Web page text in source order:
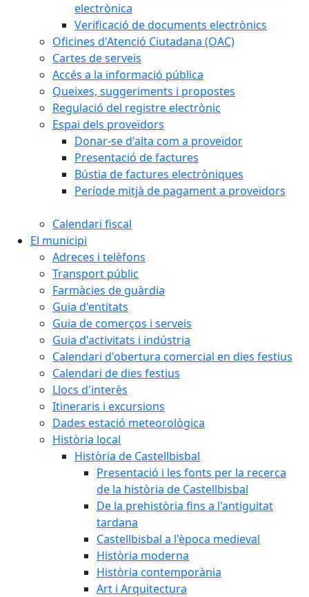
electrònica
Verificació de documents electrònics
Oficines d'Atenció Ciutadana (OAC)
Cartes de serveis
Accés a la informació pública
Queixes, suggeriments i propostes
Regulació del registre electrònic
Espai dels proveïdors
Donar-se d'alta com a proveïdor
Presentació de factures
Bústia de factures electròniques
Període mitjà de pagament a proveïdors
Calendari fiscal
El municipi
Adreces i telèfons
Transport públic
Farmàcies de guàrdia
Guia d'entitats
Guia de comerços i serveis
Guia d'activitats i indústria
Calendari d'obertura comercial en dies festius
Calendari de dies festius
Llocs d'interès
Itineraris i excursions
Dades estació meteorològica
Història local
Història de Castellbisbal
Presentació i les fonts per la recerca
de la història de Castellbisbal
De la prehistòria fins a l'antiguitat
tardana
Castellbisbal a l'època medieval
Història moderna
Història contemporània
Art i Arquitectura